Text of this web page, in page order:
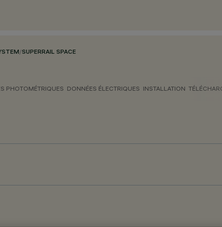
/SUPERRAIL SPACE
PHOTOMÉTRIQUES DONNÉES ÉLECTRIQUES INSTALLATION